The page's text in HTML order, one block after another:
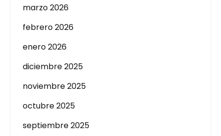
marzo 2026
febrero 2026
enero 2026
diciembre 2025
noviembre 2025
octubre 2025
septiembre 2025